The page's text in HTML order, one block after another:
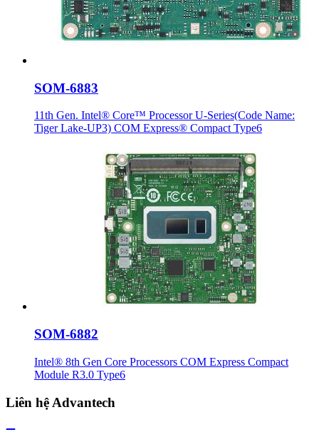
SOM-6883
11th Gen. Intel® Core™ Processor U-Series(Code Name:
Tiger Lake-UP3) COM Express® Compact Type6
SOM-6882
Intel® 8th Gen Core Processors COM Express Compact
Module R3.0 Type6
Liên hệ Advantech